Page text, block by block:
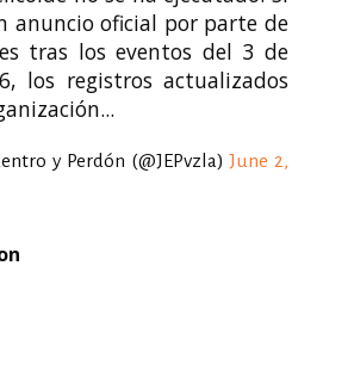
anuncio oficial por parte de
tras los eventos del 3 de
los registros actualizados
y Perdón (@JEPvzla)June 2,